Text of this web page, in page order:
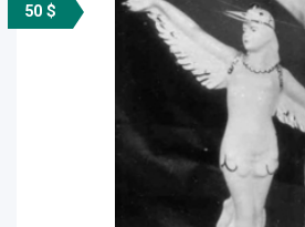
50 $